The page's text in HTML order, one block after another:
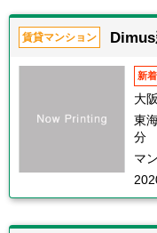
賃貸マンション
新着
大
東
分
マ